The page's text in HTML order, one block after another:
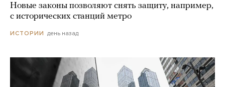
Новые законы позволяют снять защиту, например,
с исторических станций метро
ИСТОРИИ день назад